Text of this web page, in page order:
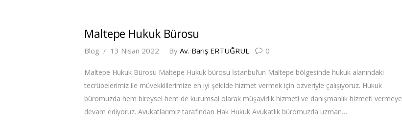
Maltepe Hukuk Bürosu
Blog 13 Nisan 2022 ByAv. Barış ERTUĞRUL 0
Maltepe Hukuk Bürosu Maltepe Hukuk bürosu İstanbul’un Maltepe bölgesinde hukuk alanındaki
tecrübelerimiz ile müvekkillerimize en iyi şekilde hizmet vermek için özveriyle çalışıyoruz. Hukuk
büromuzda hem bireysel hem de kurumsal olarak müşavirlik hizmeti ve danışmanlık hizmeti vermeye
devam ediyoruz. Avukatlarımız tarafından Hak Hukuk Avukatlık büromuzda uzman…